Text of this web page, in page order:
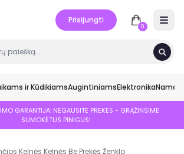
Prisijungti
0
ir KūdikiamsAugintiniamsElektronikaNamai
GARANTIJA: NEGAUSITE PREKĖS - GRĄŽINSIME
SUMOKĖTUS PINIGUS!
Kelnės Kelnės Be Prekės Ženklo